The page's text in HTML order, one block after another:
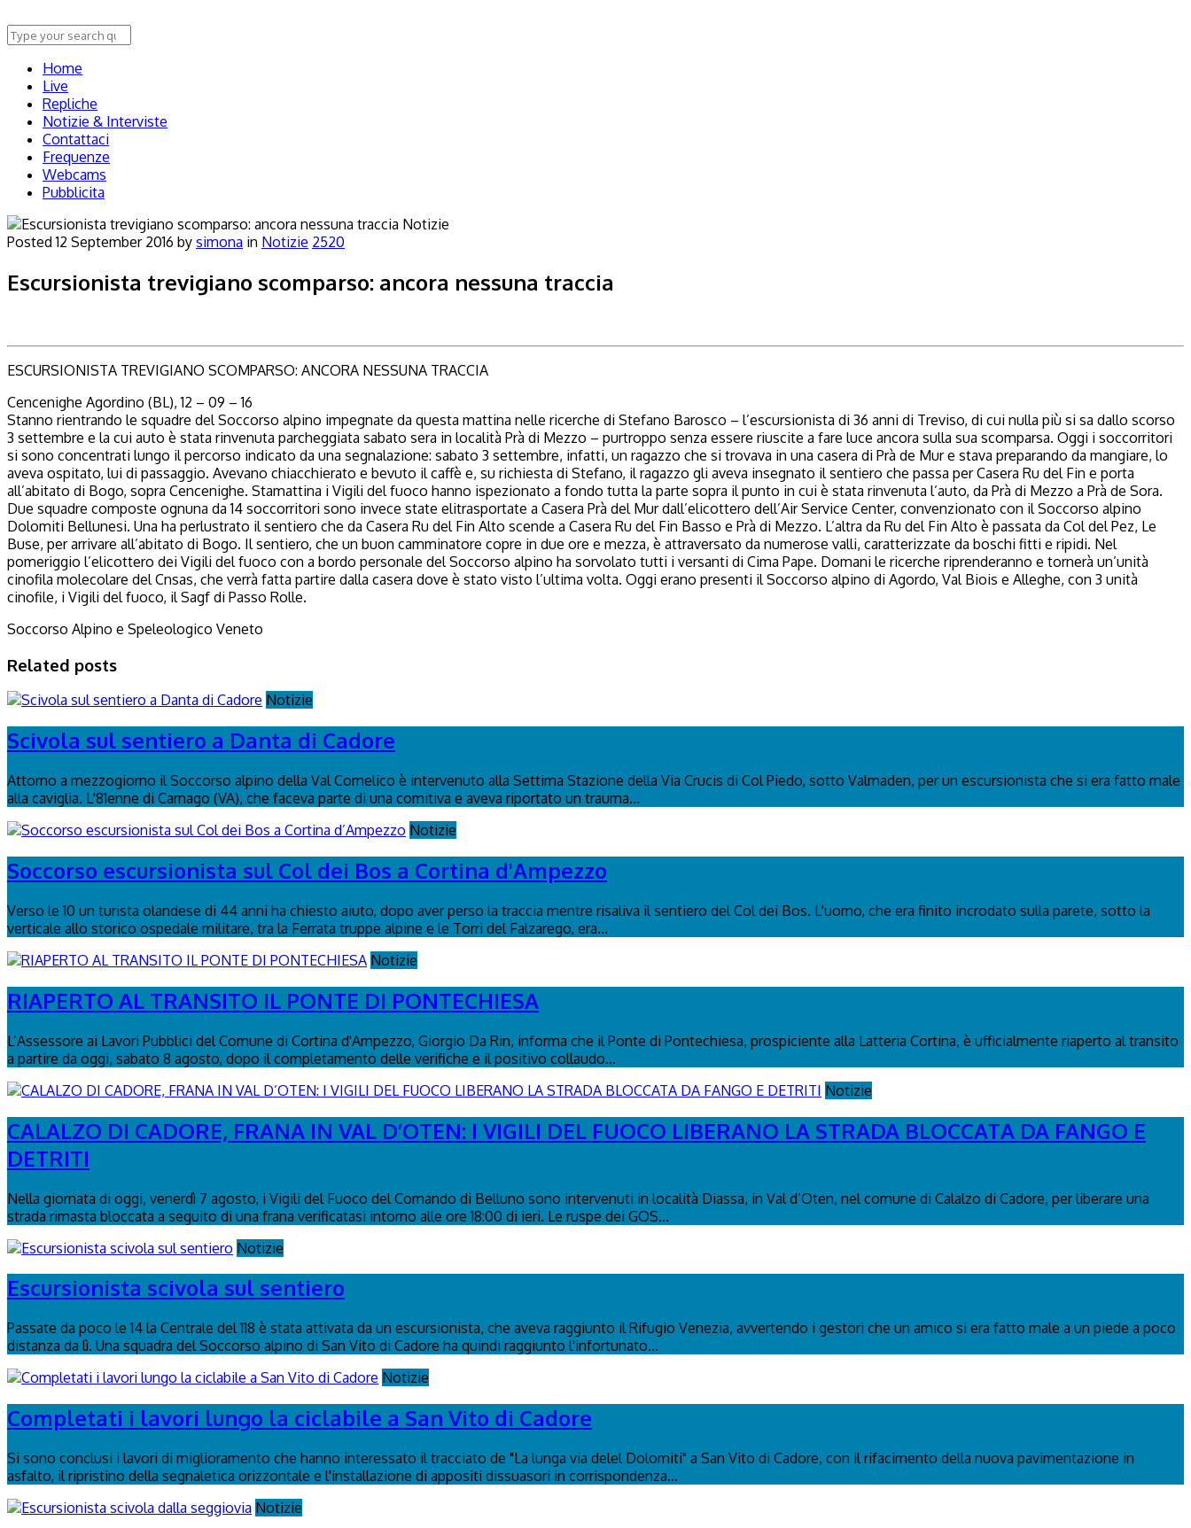
Home
Live
Repliche
Notizie & Interviste
Contattaci
Frequenze
Webcams
Pubblicita
Notizie
Posted12 September 2016 by simona in Notizie 2520
Escursionista trevigiano scomparso: ancora nessuna traccia
ESCURSIONISTA TREVIGIANO SCOMPARSO: ANCORA NESSUNA TRACCIA
Cencenighe Agordino (BL), 12 – 09 – 16
Stanno rientrando le squadre del Soccorso alpino impegnate da questa mattina nelle ricerche di Stefano Barosco – l’escursionista di 36 anni di Treviso, di cui nulla più si sa dallo scorso
3 settembre e la cui auto è stata rinvenuta parcheggiata sabato sera in località Prà di Mezzo – purtroppo senza essere riuscite a fare luce ancora sulla sua scomparsa. Oggi i soccorritori
si sono concentrati lungo il percorso indicato da una segnalazione: sabato 3 settembre, infatti, un ragazzo che si trovava in una casera di Prà de Mur e stava preparando da mangiare, lo
aveva ospitato, lui di passaggio. Avevano chiacchierato e bevuto il caffè e, su richiesta di Stefano, il ragazzo gli aveva insegnato il sentiero che passa per Casera Ru del Fin e porta
all’abitato di Bogo, sopra Cencenighe. Stamattina i Vigili del fuoco hanno ispezionato a fondo tutta la parte sopra il punto in cui è stata rinvenuta l’auto, da Prà di Mezzo a Prà de Sora.
Due squadre composte ognuna da 14 soccorritori sono invece state elitrasportate a Casera Prà del Mur dall’elicottero dell’Air Service Center, convenzionato con il Soccorso alpino
Dolomiti Bellunesi. Una ha perlustrato il sentiero che da Casera Ru del Fin Alto scende a Casera Ru del Fin Basso e Prà di Mezzo. L’altra da Ru del Fin Alto è passata da Col del Pez, Le
Buse, per arrivare all’abitato di Bogo. Il sentiero, che un buon camminatore copre in due ore e mezza, è attraversato da numerose valli, caratterizzate da boschi fitti e ripidi. Nel
pomeriggio l’elicottero dei Vigili del fuoco con a bordo personale del Soccorso alpino ha sorvolato tutti i versanti di Cima Pape. Domani le ricerche riprenderanno e tornerà un’unità
cinofila molecolare del Cnsas, che verrà fatta partire dalla casera dove è stato visto l’ultima volta. Oggi erano presenti il Soccorso alpino di Agordo, Val Biois e Alleghe, con 3 unità
cinofile, i Vigili del fuoco, il Sagf di Passo Rolle.
Soccorso Alpino e Speleologico Veneto
Related posts
Notizie
Scivola sul sentiero a Danta di Cadore
Attorno a mezzogiorno il Soccorso alpino della Val Comelico è intervenuto alla Settima Stazione della Via Crucis di Col Piedo, sotto Valmaden, per un escursionista che si era fatto male
alla caviglia. L'81enne di Carnago (VA), che faceva parte di una comitiva e aveva riportato un trauma...
Notizie
Soccorso escursionista sul Col dei Bos a Cortina d'Ampezzo
Verso le 10 un turista olandese di 44 anni ha chiesto aiuto, dopo aver perso la traccia mentre risaliva il sentiero del Col dei Bos. L'uomo, che era finito incrodato sulla parete, sotto la
verticale allo storico ospedale militare, tra la Ferrata truppe alpine e le Torri del Falzarego, era...
Notizie
RIAPERTO AL TRANSITO IL PONTE DI PONTECHIESA
L’Assessore ai Lavori Pubblici del Comune di Cortina d'Ampezzo, Giorgio Da Rin, informa che il Ponte di Pontechiesa, prospiciente alla Latteria Cortina, è ufficialmente riaperto al transito
a partire da oggi, sabato 8 agosto, dopo il completamento delle verifiche e il positivo collaudo...
Notizie
CALALZO DI CADORE, FRANA IN VAL D’OTEN: I VIGILI DEL FUOCO LIBERANO LA STRADA BLOCCATA DA FANGO E
DETRITI
Nella giornata di oggi, venerdì 7 agosto, i Vigili del Fuoco del Comando di Belluno sono intervenuti in località Diassa, in Val d’Oten, nel comune di Calalzo di Cadore, per liberare una
strada rimasta bloccata a seguito di una frana verificatasi intorno alle ore 18:00 di ieri. Le ruspe dei GOS...
Notizie
Escursionista scivola sul sentiero
Passate da poco le 14 la Centrale del 118 è stata attivata da un escursionista, che aveva raggiunto il Rifugio Venezia, avvertendo i gestori che un amico si era fatto male a un piede a poco
distanza da lì. Una squadra del Soccorso alpino di San Vito di Cadore ha quindi raggiunto l'infortunato...
Notizie
Completati i lavori lungo la ciclabile a San Vito di Cadore
Si sono conclusi i lavori di miglioramento che hanno interessato il tracciato de "La lunga via delel Dolomiti" a San Vito di Cadore, con il rifacimento della nuova pavimentazione in
asfalto, il ripristino della segnaletica orizzontale e l'installazione di appositi dissuasori in corrispondenza...
Notizie